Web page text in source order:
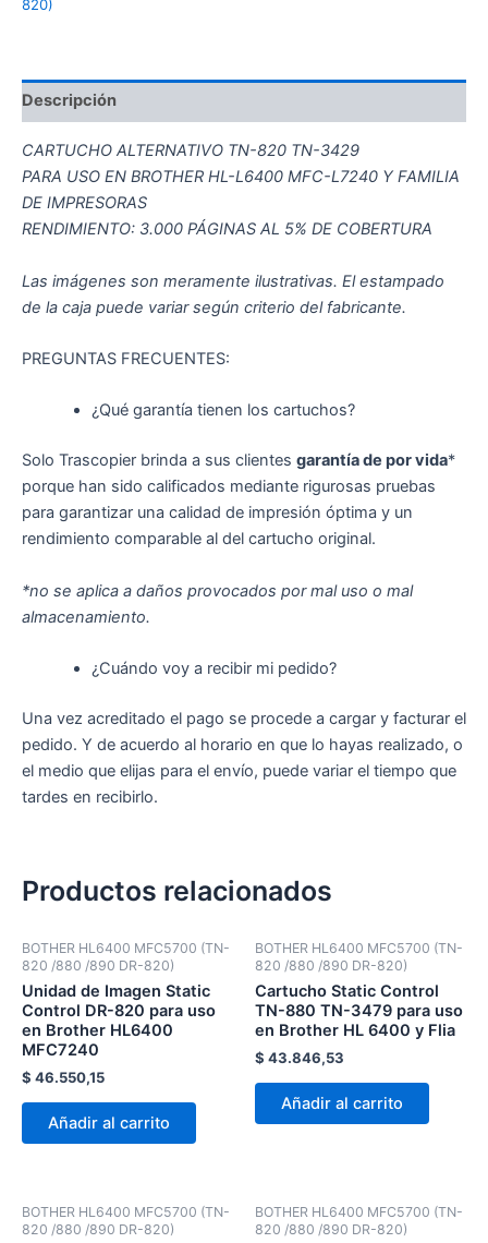
820)
Descripción
CARTUCHO ALTERNATIVO TN-820 TN-3429
PARA USO EN BROTHER HL-L6400 MFC-L7240 Y FAMILIA
DE IMPRESORAS
RENDIMIENTO: 3.000 PÁGINAS AL 5% DE COBERTURA
Las imágenes son meramente ilustrativas. El estampado
de la caja puede variar según criterio del fabricante.
PREGUNTAS FRECUENTES:
¿Qué garantía tienen los cartuchos?
Solo Trascopier brinda a sus clientes garantía de por vida*
porque han sido calificados mediante rigurosas pruebas
para garantizar una calidad de impresión óptima y un
rendimiento comparable al del cartucho original.
*no se aplica a daños provocados por mal uso o mal
almacenamiento.
¿Cuándo voy a recibir mi pedido?
Una vez acreditado el pago se procede a cargar y facturar el
pedido. Y de acuerdo al horario en que lo hayas realizado, o
el medio que elijas para el envío, puede variar el tiempo que
tardes en recibirlo.
Productos relacionados
BOTHER HL6400 MFC5700 (TN-
820 /880 /890 DR-820)
Unidad de Imagen Static
Control DR-820 para uso
en Brother HL6400
MFC7240
$ 46.550,15
Añadir al carrito
BOTHER HL6400 MFC5700 (TN-
820 /880 /890 DR-820)
Cartucho Static Control
TN-880 TN-3479 para uso
en Brother HL 6400 y Flia
$ 43.846,53
Añadir al carrito
BOTHER HL6400 MFC5700 (TN-
820 /880 /890 DR-820)
BOTHER HL6400 MFC5700 (TN-
820 /880 /890 DR-820)